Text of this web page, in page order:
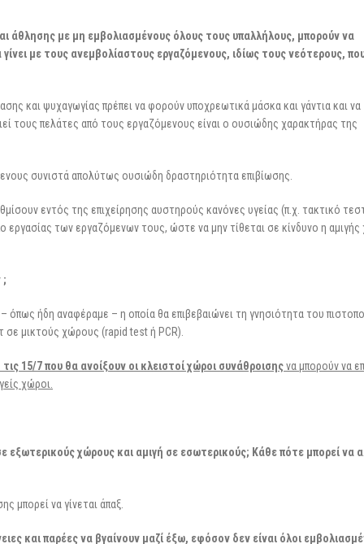
άθλησης με μη εμβολιασμένους όλους τους υπαλλήλους, μπορούν να
με τους ανεμβολίαστους εργαζόμενους, ιδίως τους νεότερους,
και ψυχαγωγίας πρέπει να φορούν υποχρεωτικά μάσκα και γάντια και να
τους πελάτες από τους εργαζόμενους είναι ο ουσιώδης χαρακτήρας της
συνιστά απολύτως ουσιώδη δραστηριότητα επιβίωσης.
εντός της επιχείρησης αυστηρούς κανόνες υγείας (π.χ. τακτικό
εργασίας των εργαζόμενων τους, ώστε να μην τίθεται σε κίνδυνο η
;
ήδη αναφέραμε – η οποία θα επιβεβαιώνει τη γνησιότητα του
μικτούς χώρους (rapid test ή PCR).
15/7 που θα ανοίξουν οι κλειστοί χώροι συνάθροισηςνα μπορούν να
χώροι.
εξωτερικούς χώρους και αμιγή σε εσωτερικούς; Κάθε πότε μπορεί να
μπορεί να γίνεται άπαξ.
και παρέες να βγαίνουν μαζί έξω, εφόσον δεν είναι όλοι